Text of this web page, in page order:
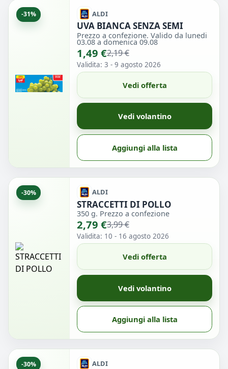
-31% ALDI
UVA BIANCA SENZA SEMI
Prezzo a confezione. Valido da lunedi
03.08 a domenica 09.08
1,49 €2,19 €
Validita: 3 - 9 agosto 2026
Vedi offerta
Vedi volantino
Aggiungi alla lista
-30% ALDI
STRACCETTI DI POLLO
350 g. Prezzo a confezione
2,79 €3,99 €
Validita: 10 - 16 agosto 2026
Vedi offerta
Vedi volantino
Aggiungi alla lista
-30% ALDI